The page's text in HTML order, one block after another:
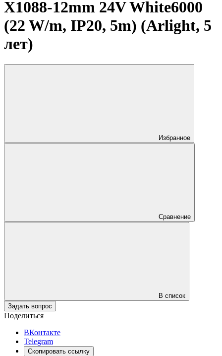
X1088-12mm 24V White6000
(22 W/m, IP20, 5m) (Arlight, 5
лет)
Избранное
Сравнение
В список
Задать вопрос
Поделиться
ВКонтакте
Telegram
Скопировать ссылку